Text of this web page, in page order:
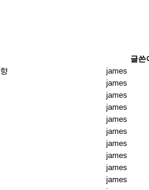
글쓴
james
james
james
james
james
james
james
james
james
james